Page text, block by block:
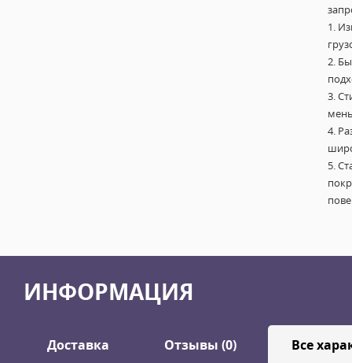
1.
2.
3.
4.
5.
ИНФОРМАЦИЯ
Доставка Отзывы (0) Все